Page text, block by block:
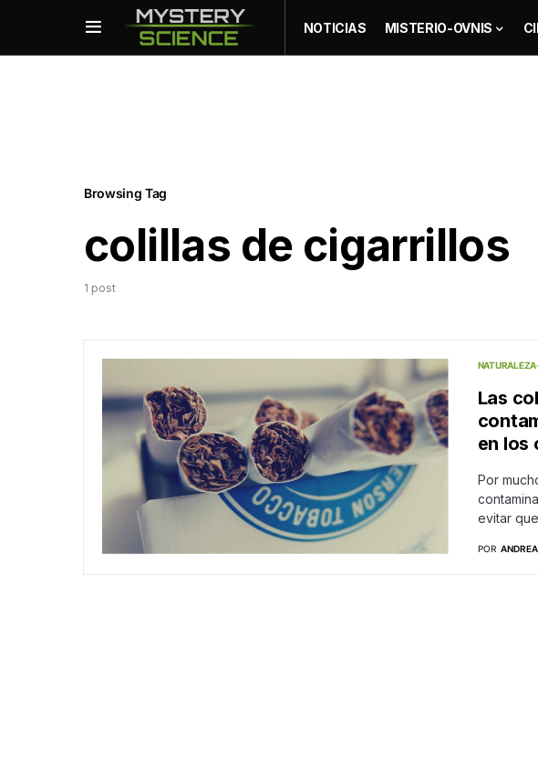
NOTICIAS MISTERIO-OVNIS
Browsing Tag
colillas de cigarrillos
1 post
Las
en los
Por
evitar
POR